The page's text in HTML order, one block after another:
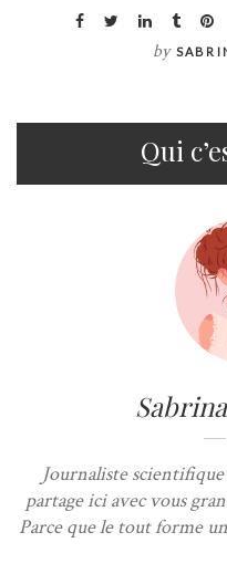
by
Qui
Journaliste scientifique
partage ici avec vous
Parce que le tout forme